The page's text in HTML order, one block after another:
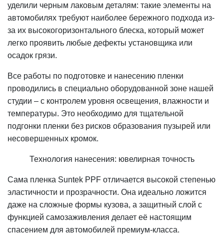
уделили черным лаковым деталям: такие элементы на
автомобилях требуют наиболее бережного подхода из-
за их высокогоризонтального блеска, который может
легко проявить любые дефекты установщика или
осадок грязи.
Все работы по подготовке и нанесению пленки
проводились в специально оборудованной зоне нашей
студии – с контролем уровня освещения, влажности и
температуры. Это необходимо для тщательной
подгонки пленки без рисков образования пузырей или
несовершенных кромок.
Технология нанесения: ювелирная точность
Сама пленка Suntek PPF отличается высокой степенью
эластичности и прозрачности. Она идеально ложится
даже на сложные формы кузова, а защитный слой с
функцией самозаживления делает её настоящим
спасением для автомобилей премиум-класса.